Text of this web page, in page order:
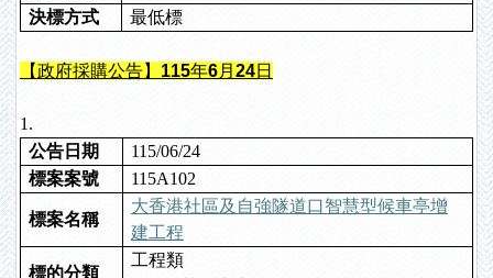
決標方式
最低標
【政府採購公告】115年6月24日
1.
公告日期
115/06/24
標案案號
115A102
標案名稱
大香港社區及自強隧道口智慧型候車亭增
建工程
標的分類
工程類